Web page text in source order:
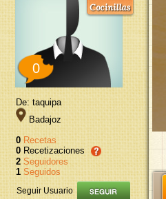
0
De: taquipa
Badajoz
0 Recetas
0 Recetizaciones
2 Seguidores
1 Seguidos
Seguir Usuario